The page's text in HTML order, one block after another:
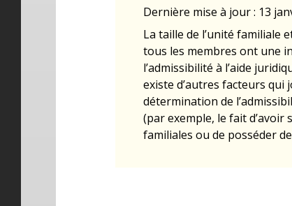
Dernière mise à jour : 13
La taille de l’unité familiale
tous les membres ont une
l’admissibilité à l’aide
existe d’autres facteurs qui
détermination de
(par exemple, le fait d’avoir
familiales ou de posséder